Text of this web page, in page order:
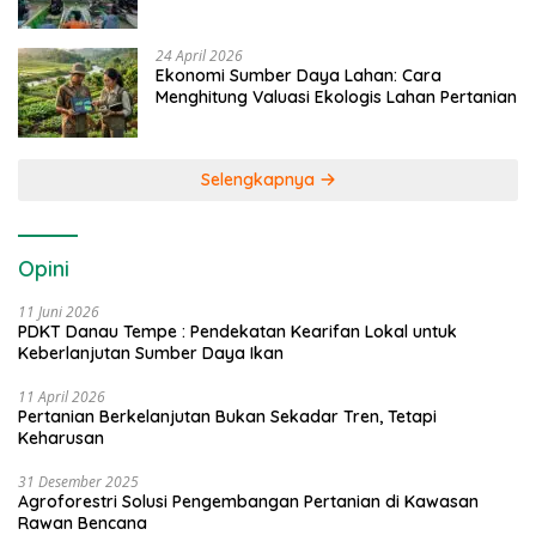
24 April 2026
Ekonomi Sumber Daya Lahan: Cara
Menghitung Valuasi Ekologis Lahan Pertanian
Selengkapnya
Opini
11 Juni 2026
PDKT Danau Tempe : Pendekatan Kearifan Lokal untuk
Keberlanjutan Sumber Daya Ikan
11 April 2026
Pertanian Berkelanjutan Bukan Sekadar Tren, Tetapi
Keharusan
31 Desember 2025
Agroforestri Solusi Pengembangan Pertanian di Kawasan
Rawan Bencana